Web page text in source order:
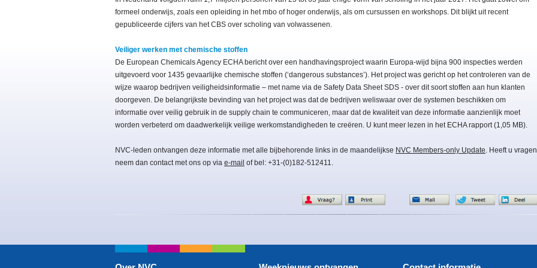
formeel onderwijs, zoals een opleiding in het mbo of hoger onderwijs, als om cursussen en workshops. Dit blijkt uit recent
gepubliceerde cijfers van het CBS over scholing van volwassenen.
Veiliger werken met chemische stoffen
De European Chemicals Agency ECHA bericht over een handhavingsproject waarin Europa-wijd bijna 900 inspecties werden
uitgevoerd voor 1435 gevaarlijke chemische stoffen (‘dangerous substances’). Het project was gericht op het controleren van de
wijze waarop bedrijven veiligheidsinformatie – met name via de Safety Data Sheet SDS - over dit soort stoffen aan hun klanten
doorgeven. De belangrijkste bevinding van het project was dat de bedrijven weliswaar over de systemen beschikken om
informatie over veilig gebruik in de supply chain te communiceren, maar dat de kwaliteit van deze informatie aanzienlijk moet
worden verbeterd om daadwerkelijk veilige werkomstandigheden te creëren. U kunt meer lezen in het ECHA rapport (1,05 MB).
NVC-leden ontvangen deze informatie met alle bijbehorende links in de maandelijkse NVC Members-only Update. Heeft u
neem dan contact met ons op via e-mail of bel: +31-(0)182-512411.